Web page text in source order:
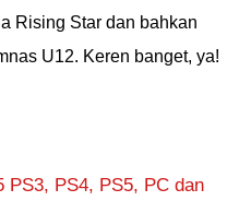
Rising Star dan bahkan
U12. Keren banget, ya!
PS3, PS4, PS5, PC dan